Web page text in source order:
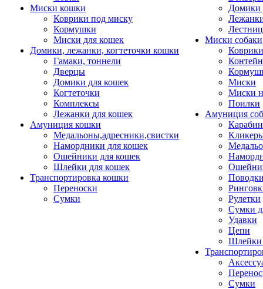
Миски кошки
Коврики под миску
Кормушки
Миски для кошек
Домики, лежанки, когтеточки кошки
Гамаки, тоннели
Дверцы
Домики для кошек
Когтеточки
Комплексы
Лежанки для кошек
Амуниция кошки
Медальоны,адресники,свистки
Намордники для кошек
Ошейники для кошек
Шлейки для кошек
Транспортировка кошки
Переноски
Сумки
Домики
Миски собаки
Миски
Миски
Поилки
Амуниция
Рулетки
Сумки
Удавки
Цепи
Шлейки
Сумки